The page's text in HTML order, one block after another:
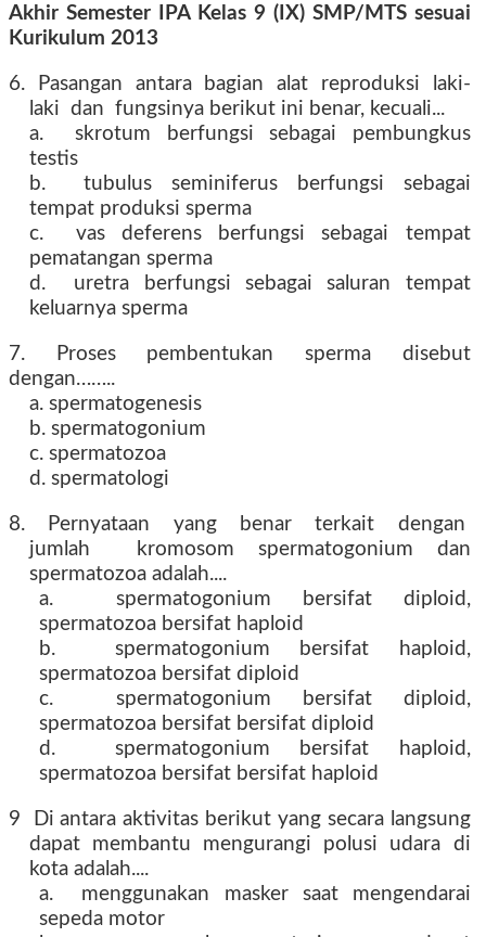
Akhir Semester IPA Kelas 9 (IX) SMP/MTS sesuai
Kurikulum 2013
6. Pasangan antara bagian alat reproduksi laki-
laki dan fungsinya berikut ini benar, kecuali...
a. skrotum berfungsi sebagai pembungkus
testis
b. tubulus seminiferus berfungsi sebagai
tempat produksi sperma
c. vas deferens berfungsi sebagai tempat
pematangan sperma
d. uretra berfungsi sebagai saluran tempat
keluarnya sperma
7. Proses pembentukan sperma disebut
dengan……..
a. spermatogenesis
b. spermatogonium
c. spermatozoa
d. spermatologi
8. Pernyataan yang benar terkait dengan
jumlah kromosom spermatogonium dan
spermatozoa adalah....
a. spermatogonium bersifat diploid,
spermatozoa bersifat haploid
b. spermatogonium bersifat haploid,
spermatozoa bersifat diploid
c. spermatogonium bersifat diploid,
spermatozoa bersifat bersifat diploid
d. spermatogonium bersifat haploid,
spermatozoa bersifat bersifat haploid
9 Di antara aktivitas berikut yang secara langsung
dapat membantu mengurangi polusi udara di
kota adalah....
a. menggunakan masker saat mengendarai
sepeda motor